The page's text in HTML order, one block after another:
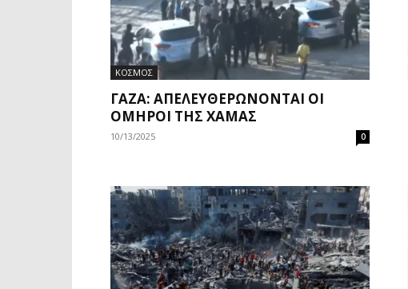
ΚΟΣΜΟΣ
ΓΆΖΑ: ΑΠΕΛΕΥΘΕΡΏΝΟΝΤΑΙ ΟΙ
ΌΜΗΡΟΙ ΤΗΣ ΧΑΜΆΣ
10/13/2025 0